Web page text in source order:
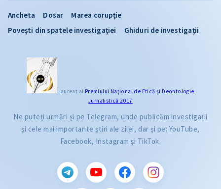
Ancheta Dosar
Marea corupție
Povești din spatele investigației
Ghiduri de investigații
Laureat al Premiului Naţional de Etică și Deontologie
Jurnalistică 2017
Ne puteți urmări și pe Telegram, unde publicăm investigații
și cele mai importante știri ale zilei, dar și pe: YouTube,
Facebook, Instagram și TikTok.